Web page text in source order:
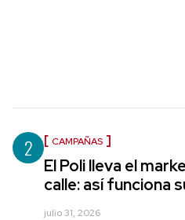
2 CAMPAÑAS
El Poli lleva el
calle: así funciona
julio 31, 2026